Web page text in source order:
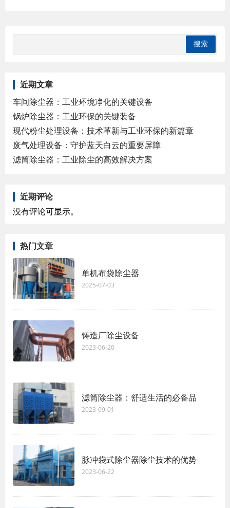
近期文章
车间除尘器：工业环境净化的关键设备
锅炉除尘器：工业环保的关键装备
现代粉尘处理设备：技术革新与工业环保的新篇章
废气处理设备：守护蓝天白云的重要屏障
滤筒除尘器：工业除尘的高效解决方案
近期评论
没有评论可显示。
热门文章
单机布袋除尘器
2025-07-03
铸造厂除尘设备
2023-06-20
滤筒除尘器：舒适生活的必备品
2023-09-01
脉冲袋式除尘器除尘技术的优势
2023-06-22